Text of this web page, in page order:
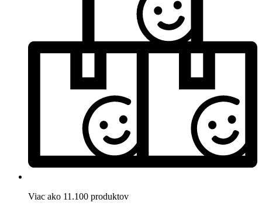
Viac ako 11.100 produktov